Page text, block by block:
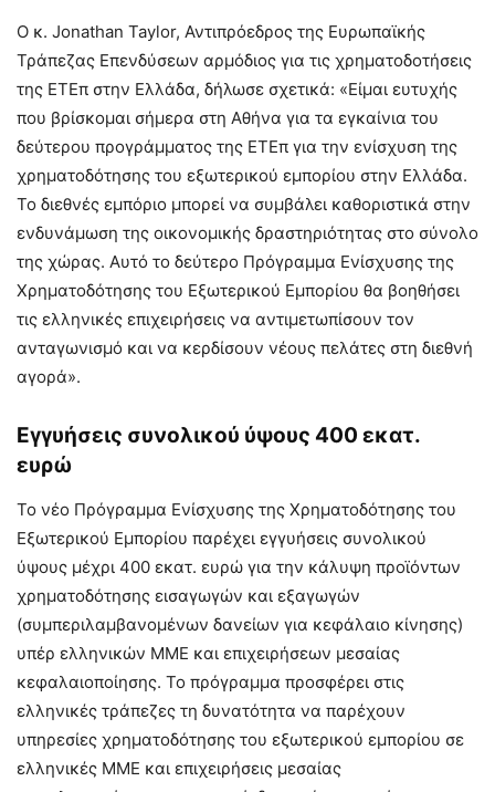
Ο κ. Jonathan Taylor, Αντιπρόεδρος της Ευρωπαϊκής
Τράπεζας Επενδύσεων αρμόδιος για τις χρηματοδοτήσεις
της ΕΤΕπ στην Ελλάδα, δήλωσε σχετικά: «Είμαι ευτυχής
που βρίσκομαι σήμερα στη Αθήνα για τα εγκαίνια του
δεύτερου προγράμματος της ΕΤΕπ για την ενίσχυση της
χρηματοδότησης του εξωτερικού εμπορίου στην Ελλάδα.
Το διεθνές εμπόριο μπορεί να συμβάλει καθοριστικά στην
ενδυνάμωση της οικονομικής δραστηριότητας στο σύνολο
της χώρας. Αυτό το δεύτερο Πρόγραμμα Ενίσχυσης της
Χρηματοδότησης του Εξωτερικού Εμπορίου θα βοηθήσει
τις ελληνικές επιχειρήσεις να αντιμετωπίσουν τον
ανταγωνισμό και να κερδίσουν νέους πελάτες στη διεθνή
αγορά».
Εγγυήσεις συνολικού ύψους 400 εκατ.
ευρώ
Το νέο Πρόγραμμα Ενίσχυσης της Χρηματοδότησης του
Εξωτερικού Εμπορίου παρέχει εγγυήσεις συνολικού
ύψους μέχρι 400 εκατ. ευρώ για την κάλυψη προϊόντων
χρηματοδότησης εισαγωγών και εξαγωγών
(συμπεριλαμβανομένων δανείων για κεφάλαιο κίνησης)
υπέρ ελληνικών ΜΜΕ και επιχειρήσεων μεσαίας
κεφαλαιοποίησης. Το πρόγραμμα προσφέρει στις
ελληνικές τράπεζες τη δυνατότητα να παρέχουν
υπηρεσίες χρηματοδότησης του εξωτερικού εμπορίου σε
ελληνικές ΜΜΕ και επιχειρήσεις μεσαίας